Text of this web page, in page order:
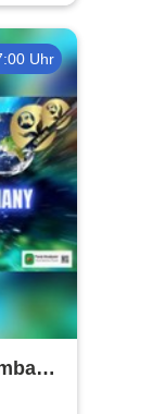
Uhr